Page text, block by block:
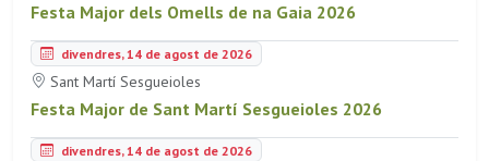
Festa Major dels Omells de na Gaia 2026
divendres, 14 de agost de 2026
Sant Martí Sesgueioles
Festa Major de Sant Martí Sesgueioles 2026
divendres, 14 de agost de 2026